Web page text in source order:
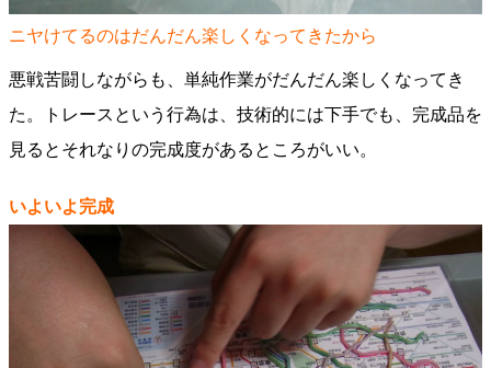
ニヤけてるのはだんだん楽しくなってきたから
悪戦苦闘しながらも、単純作業がだんだん楽しくなってき
た。トレースという行為は、技術的には下手でも、完成品を
見るとそれなりの完成度があるところがいい。
いよいよ完成